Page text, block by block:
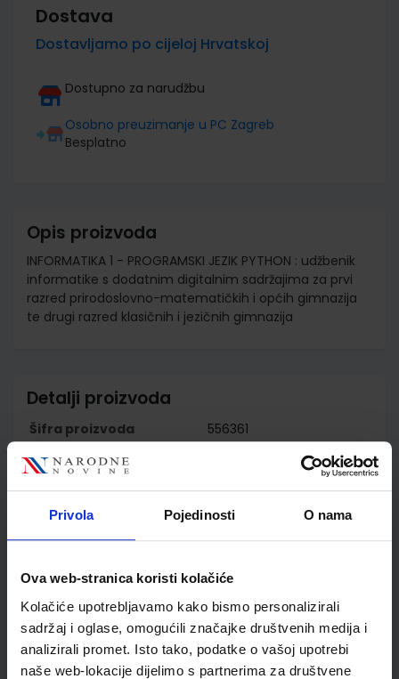
Privola Pojedinosti O nama
Ova web-stranica koristi kolačiće
Kolačiće upotrebljavamo kako bismo personalizirali
sadržaj i oglase, omogućili značajke društvenih medija i
analizirali promet. Isto tako, podatke o vašoj upotrebi
naše web-lokacije dijelimo s partnerima za društvene
Dostava
Dostavljamo po cijeloj Hrvatskoj
Dostupno za narudžbu
Osobno preuzimanje u PC Zagreb
Besplatno
Opis proizvoda
INFORMATIKA 1 - PROGRAMSKI JEZIK PYTHON : udžbenik
informatike s dodatnim digitalnim sadržajima za prvi
razred prirodoslovno-matematičkih i općih gimnazija
te drugi razred klasičnih i jezičnih gimnazija
Detalji proizvoda
Šifra proizvoda
556361
Nakladnik
ŠKOLSKA KNJIGA d.d.
Budin Zlatka Markučič
Vrsta školske knjige
UDŽBENIK
Vrsta škole
2 GIMNAZIJA
Nastavni predmet
INFORMATIKA
Reg br min
6205